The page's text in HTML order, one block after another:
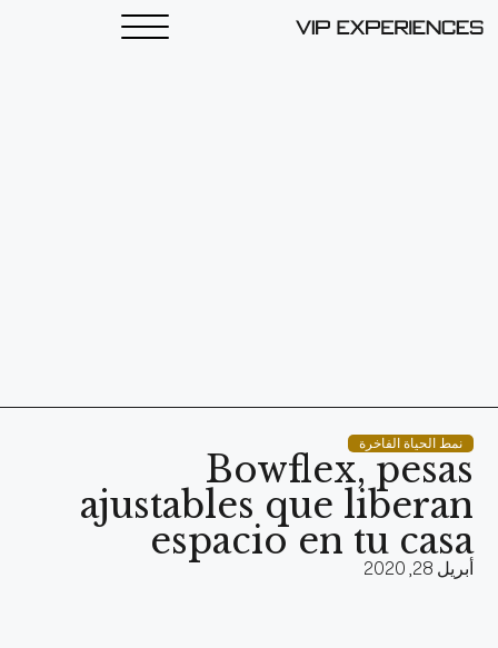
نمط الحياة الفاخرة
Bowflex, pesas
ajustables que liberan
espacio en tu casa
أبريل 28, 2020